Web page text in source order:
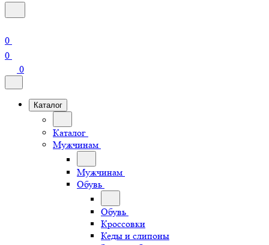
0
0
0
Каталог
Каталог
Мужчинам
Мужчинам
Обувь
Обувь
Кроссовки
Кеды и слипоны